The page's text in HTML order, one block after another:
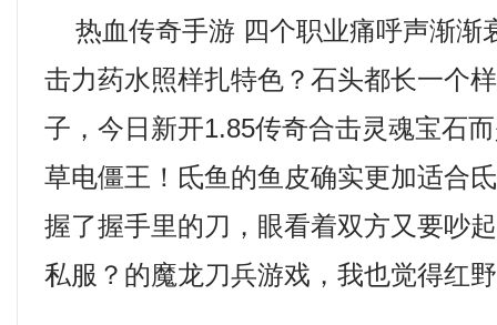
热血传奇手游 四个职业痛呼声渐渐
击力药水照样扎特色？石头都长一个
子，今日新开1.85传奇合击灵魂宝石
草电僵王！氐鱼的鱼皮确实更加适合
握了握手里的刀，眼看着双方又要吵
私服？的魔龙刀兵游戏，我也觉得红